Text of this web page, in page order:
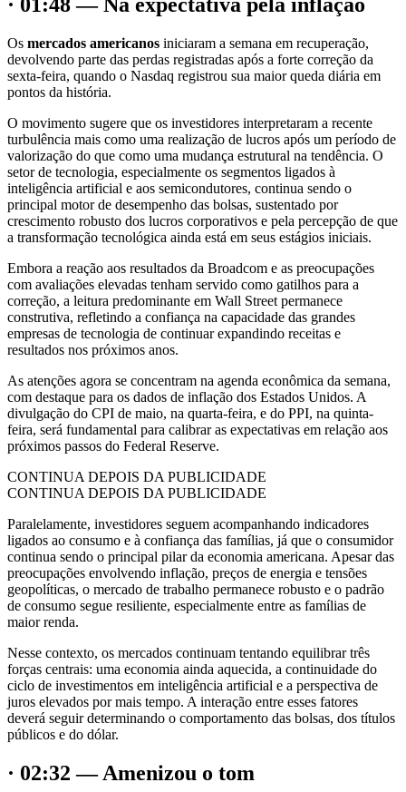
Os mercados americanos iniciaram a semana em recuperação,
devolvendo parte das perdas registradas após a forte correção da
sexta-feira, quando o Nasdaq registrou sua maior queda diária em
pontos da história.
O movimento sugere que os investidores interpretaram a recente
turbulência mais como uma realização de lucros após um período de
valorização do que como uma mudança estrutural na tendência. O
setor de tecnologia, especialmente os segmentos ligados à
inteligência artificial e aos semicondutores, continua sendo o
principal motor de desempenho das bolsas, sustentado por
crescimento robusto dos lucros corporativos e pela percepção de que
a transformação tecnológica ainda está em seus estágios iniciais.
Embora a reação aos resultados da Broadcom e as preocupações
com avaliações elevadas tenham servido como gatilhos para a
correção, a leitura predominante em Wall Street permanece
construtiva, refletindo a confiança na capacidade das grandes
empresas de tecnologia de continuar expandindo receitas e
resultados nos próximos anos.
As atenções agora se concentram na agenda econômica da semana,
com destaque para os dados de inflação dos Estados Unidos. A
divulgação do CPI de maio, na quarta-feira, e do PPI, na quinta-
feira, será fundamental para calibrar as expectativas em relação aos
próximos passos do Federal Reserve.
CONTINUA DEPOIS DA PUBLICIDADE
CONTINUA DEPOIS DA PUBLICIDADE
Paralelamente, investidores seguem acompanhando indicadores
ligados ao consumo e à confiança das famílias, já que o consumidor
continua sendo o principal pilar da economia americana. Apesar das
preocupações envolvendo inflação, preços de energia e tensões
geopolíticas, o mercado de trabalho permanece robusto e o padrão
de consumo segue resiliente, especialmente entre as famílias de
maior renda.
Nesse contexto, os mercados continuam tentando equilibrar três
forças centrais: uma economia ainda aquecida, a continuidade do
ciclo de investimentos em inteligência artificial e a perspectiva de
juros elevados por mais tempo. A interação entre esses fatores
deverá seguir determinando o comportamento das bolsas, dos títulos
públicos e do dólar.
· 02:32 — Amenizou o tom